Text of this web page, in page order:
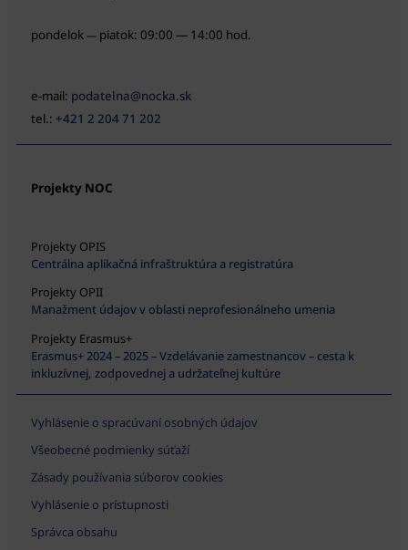
pondelok — piatok: 09:00 — 14:00 hod.
e-mail: podatelna@nocka.sk
tel.: +421 2 204 71 202
Projekty NOC
Projekty OPIS
Centrálna aplikačná infraštruktúra a registratúra
Projekty OPII
Manažment údajov v oblasti neprofesionálneho umenia
Projekty Erasmus+
Erasmus+ 2024 – 2025 – Vzdelávanie zamestnancov – cesta k
inkluzívnej, zodpovednej a udržateľnej kultúre
Vyhlásenie o spracúvaní osobných údajov
Všeobecné podmienky súťaží
Zásady používania súborov cookies
Vyhlásenie o prístupnosti
Správca obsahu